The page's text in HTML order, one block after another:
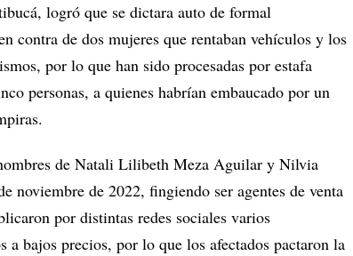
logró que se dictara auto de formal
contra de dos mujeres que rentaban vehículos y los
por lo que han sido procesadas por estafa
personas, a quienes habrían embaucado por un
de Natali Lilibeth Meza Aguilar y Nilvia
noviembre de 2022, fingiendo ser agentes de venta
por distintas redes sociales varios
a bajos precios, por lo que los afectados pactaron la